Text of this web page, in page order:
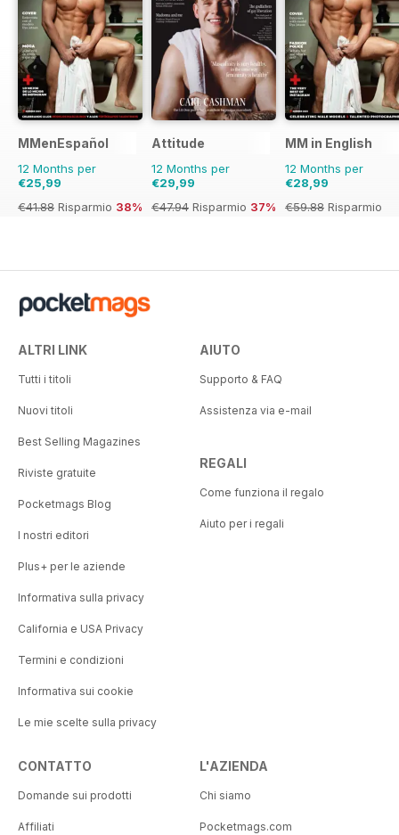
MMenEspañol
12 Months per
€25,99
€41.88 Risparmio 38%
Attitude
12 Months per
€29,99
€47.94 Risparmio 37%
MM in English
12 Months per
€28,99
€59.88 Risparmio
ALTRI LINK
Tutti i titoli
Nuovi titoli
Best Selling Magazines
Riviste gratuite
Pocketmags Blog
I nostri editori
Plus+ per le aziende
Informativa sulla privacy
California e USA Privacy
Termini e condizioni
Informativa sui cookie
Le mie scelte sulla privacy
AIUTO
Supporto & FAQ
Assistenza via e-mail
REGALI
Come funziona il regalo
Aiuto per i regali
CONTATTO
Domande sui prodotti
Affiliati
L'AZIENDA
Chi siamo
Pocketmags.com